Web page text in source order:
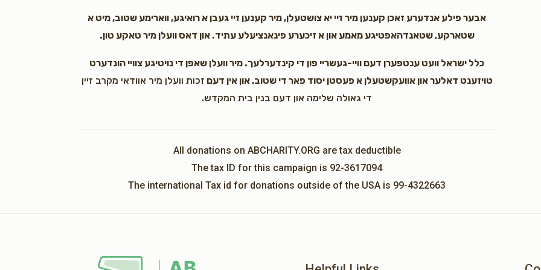
אבער פילע אנדערע זאכן קענען מיר זיי יא צושטעלן, מיר קענען זיי געבן א רואיגע, ווארימע שטוב, מיט א
שטארקע, שטאנדהאפטיגע מאמע און א זיכערע פינאנציעלע עתיד. און דאס וועלן מיר טאקע טון.
כלל ישראל וועט ענטפערן דעם וויי-געשריי פון די קינדערלעך. מיר וועלן שאפן די נויטיגע צוויי הונדערט
טויזענט דאלער און אוועקשטעלן א פעסטן יסוד פאר די שטוב, און אין דעם זכות וועלן מיר אוודאי מקרב זיין
די גאולה שלימה און דעם בנין בית המקדש.
All donations on ABCHARITY.ORG are tax deductible
The tax ID for this campaign is 92-3617094
The international Tax id for donations outside of the USA is 99-4322663